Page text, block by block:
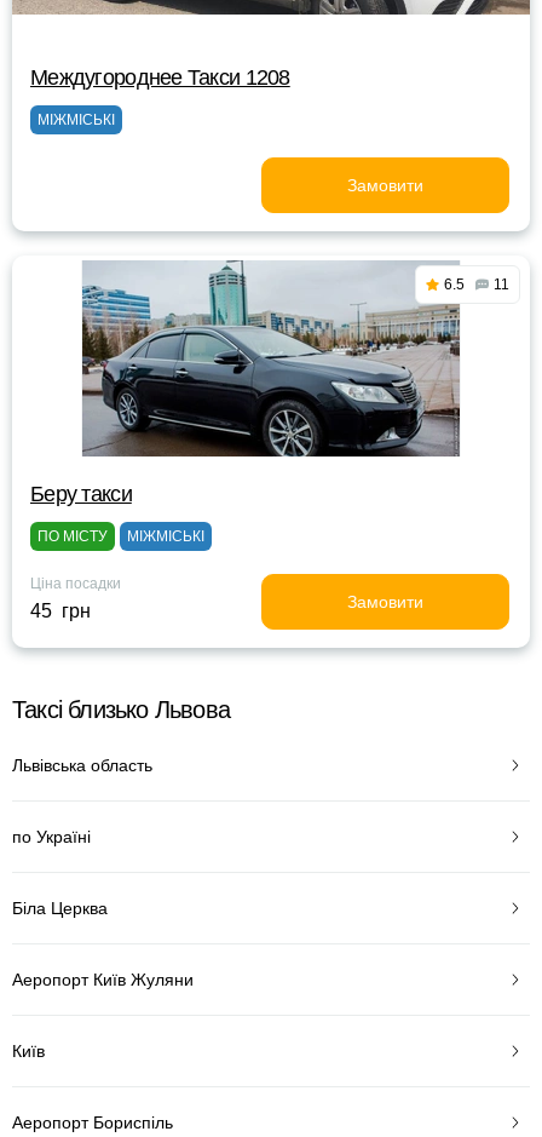
Междугороднее Такси 1208
МІЖМІСЬКІ
Замовити
6.5 11
Беру такси
ПО МІСТУ МІЖМІСЬКІ
Ціна посадки
45 грн Замовити
Таксі близько Львова
Львівська область
по Україні
Біла Церква
Аеропорт Київ Жуляни
Київ
Аеропорт Бориспіль